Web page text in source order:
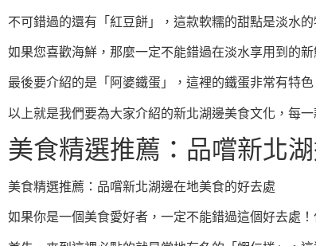
不可錯過的還有「紅豆餅」，這款軟糯的甜點是淡水
如果您喜歡海鮮，那麼一定不能錯過在淡水享用到的
最後要介紹的是「阿婆鐵蛋」，這裡的鐵蛋非常有特
以上就是我們要為大家介紹的新北湖邊美食文化，每
美食精選推薦：品嚐新北
美食精選推薦：品嚐新北湖邊在地美食的好去處
如果你是一個美食愛好者，一定不能錯過這個好去處